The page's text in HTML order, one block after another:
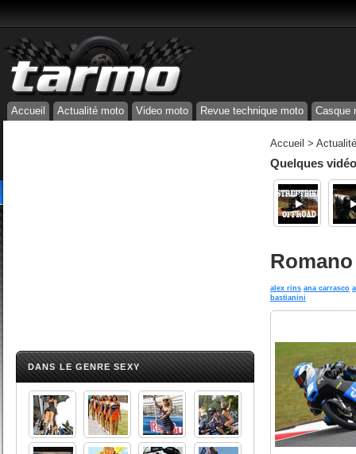
Accueil Actualité moto Video moto Revue technique moto Casque
DANS LE GENRE SEXY
Accueil >
Quelques
alex rins ana carrasco
bastianini